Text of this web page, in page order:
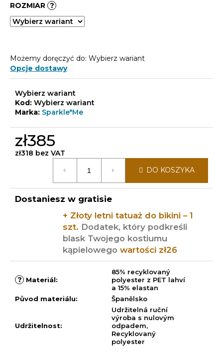
ROZMIAR ?
Możemy doręczyć do: Wybierz wariant
Opcje dostawy
Wybierz wariant
Kod: Wybierz wariant
Marka: Sparkle*Me
zł385
zł318 bez VAT
jednostkowa:
DO KOSZYKA
Dostaniesz w gratisie
+ Złoty letni tatuaż do bikini – 1
szt. Dodatek, który podkreśli
blask Twojego kostiumu
kąpielowego wartości zł26
? Materiál:
85% recyklovaný
polyester z PET lahví
a 15% elastan
Původ materiálu: Španělsko
Udržitelnost:
Udržitelná ruční
výroba s nulovým
odpadem,
Recyklovaný
polyester